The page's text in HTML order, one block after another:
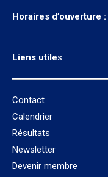
Horaires d’ouverture :
Liens utiles
Contact
Calendrier
Résultats
Newsletter
Devenir membre